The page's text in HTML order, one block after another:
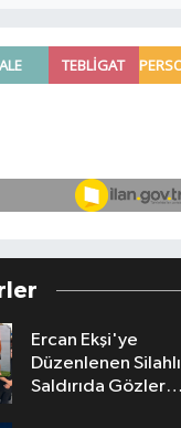
Ercan Ekşi'ye
Düzenlenen Silahlı
Saldırıda Gözler